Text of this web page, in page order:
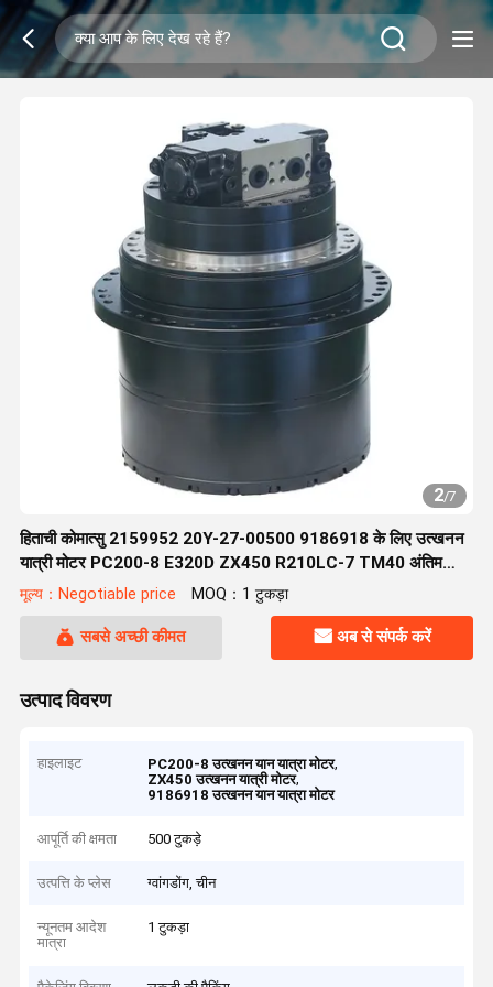
2/7
हिताची कोमात्सु 2159952 20Y-27-00500 9186918 के लिए उत्खनन
यात्री मोटर PC200-8 E320D ZX450 R210LC-7 TM40 अंतिम
ड्राइव
मूल्य：Negotiable price MOQ：1 टुकड़ा
सबसे अच्छी कीमत अब से संपर्क करें
उत्पाद विवरण
हाइलाइट PC200-8 उत्खनन यान यात्रा मोटर,
ZX450 उत्खनन यात्री मोटर,
9186918 उत्खनन यान यात्रा मोटर
आपूर्ति की क्षमता 500 टुकड़े
उत्पत्ति के प्लेस ग्वांगडोंग, चीन
न्यूनतम आदेश
मात्रा
1 टुकड़ा